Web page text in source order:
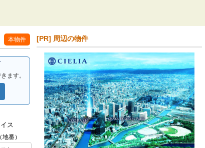
本物件
ます。
ス
番）
[PR] 周辺の物件